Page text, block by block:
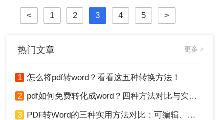
以提供更大的灵活性和编辑方便性。
在本文中，我们将介绍二种简单高效
的方法，帮助您将PDF文件转换为
题。
< 1 2 3 4 5 >
热门文章 更多 >
1 怎么将pdf转word？看看这五种转换方法！
2 pdf如何免费转化成word？四种方法对比与实操指南（附详细表格）
3 PDF转Word的三种实用方法对比：可编辑、保格式、避风险！